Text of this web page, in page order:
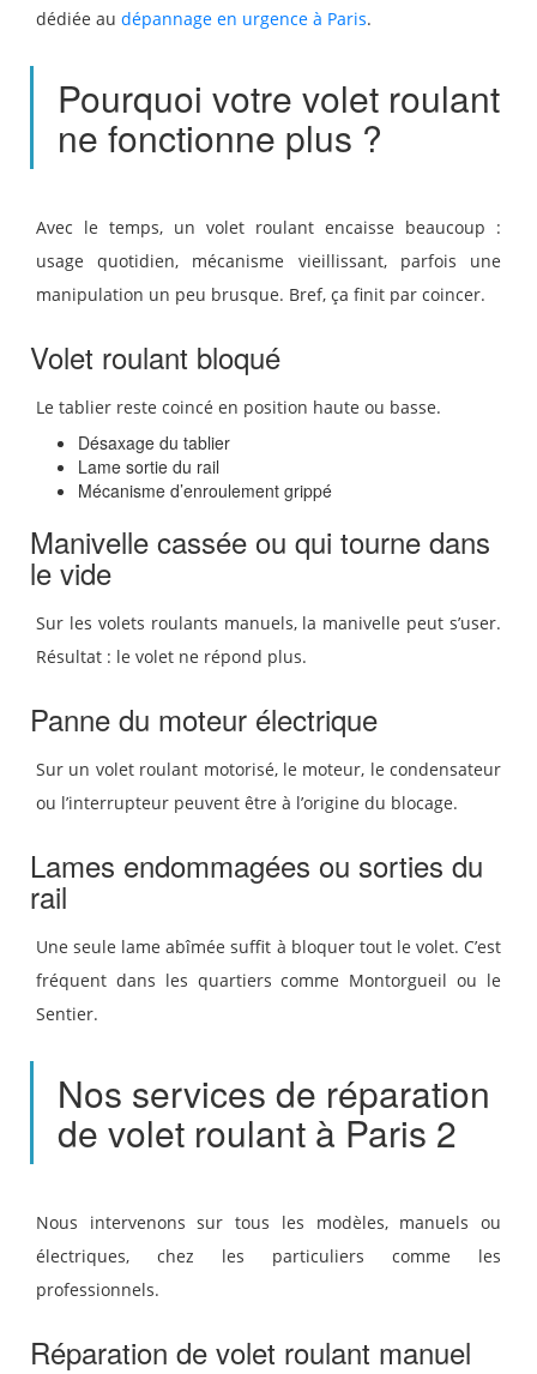
dédiée au dépannage en urgence à Paris.
Pourquoi votre volet roulant
ne fonctionne plus ?
Avec le temps, un volet roulant encaisse beaucoup :
usage quotidien, mécanisme vieillissant, parfois une
manipulation un peu brusque. Bref, ça finit par coincer.
Volet roulant bloqué
Le tablier reste coincé en position haute ou basse.
Désaxage du tablier
Lame sortie du rail
Mécanisme d’enroulement grippé
Manivelle cassée ou qui tourne dans
le vide
Sur les volets roulants manuels, la manivelle peut s’user.
Résultat : le volet ne répond plus.
Panne du moteur électrique
Sur un volet roulant motorisé, le moteur, le condensateur
ou l’interrupteur peuvent être à l’origine du blocage.
Lames endommagées ou sorties du
rail
Une seule lame abîmée suffit à bloquer tout le volet. C’est
fréquent dans les quartiers comme Montorgueil ou le
Sentier.
Nos services de réparation
de volet roulant à Paris 2
Nous intervenons sur tous les modèles, manuels ou
électriques, chez les particuliers comme les
professionnels.
Réparation de volet roulant manuel